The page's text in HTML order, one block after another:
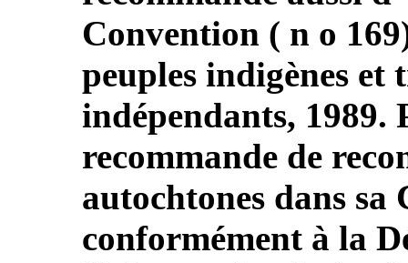
Convention ( n o
peuples indigènes et
indépendants,
recommande de
autochtones dans
conformément à la